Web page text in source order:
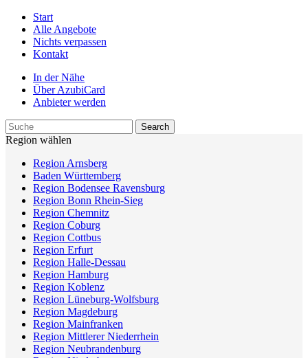
Start
Alle Angebote
Nichts verpassen
Kontakt
In der Nähe
Über AzubiCard
Anbieter werden
Region wählen
Region Arnsberg
Baden Württemberg
Region Bodensee Ravensburg
Region Bonn Rhein-Sieg
Region Chemnitz
Region Coburg
Region Cottbus
Region Erfurt
Region Halle-Dessau
Region Hamburg
Region Koblenz
Region Lüneburg-Wolfsburg
Region Magdeburg
Region Mainfranken
Region Mittlerer Niederrhein
Region Neubrandenburg